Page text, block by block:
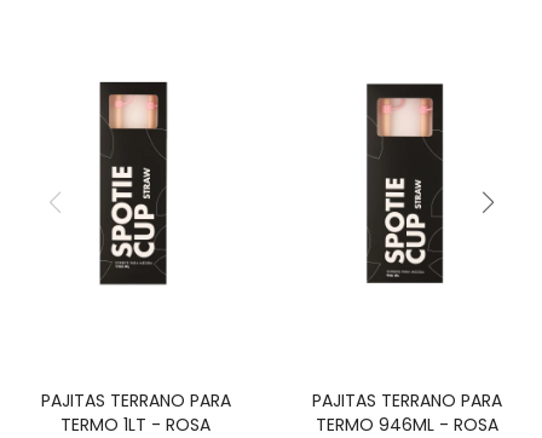
PAJITAS TERRANO PARA
TERMO 1LT - ROSA
PAJITAS TERRANO PARA
TERMO 946ML - ROSA